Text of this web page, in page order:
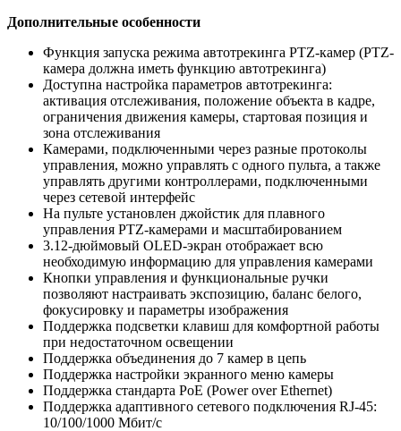
Дополнительные особенности
Функция запуска режима автотрекинга PTZ-камер (PTZ-
камера должна иметь функцию автотрекинга)
Доступна настройка параметров автотрекинга:
активация отслеживания, положение объекта в кадре,
ограничения движения камеры, стартовая позиция и
зона отслеживания
Камерами, подключенными через разные протоколы
управления, можно управлять с одного пульта, а также
управлять другими контроллерами, подключенными
через сетевой интерфейс
На пульте установлен джойстик для плавного
управления PTZ-камерами и масштабированием
3.12-дюймовый OLED-экран отображает всю
необходимую информацию для управления камерами
Кнопки управления и функциональные ручки
позволяют настраивать экспозицию, баланс белого,
фокусировку и параметры изображения
Поддержка подсветки клавиш для комфортной работы
при недостаточном освещении
Поддержка объединения до 7 камер в цепь
Поддержка настройки экранного меню камеры
Поддержка стандарта PoE (Power over Ethernet)
Поддержка адаптивного сетевого подключения RJ-45:
10/100/1000 Мбит/с